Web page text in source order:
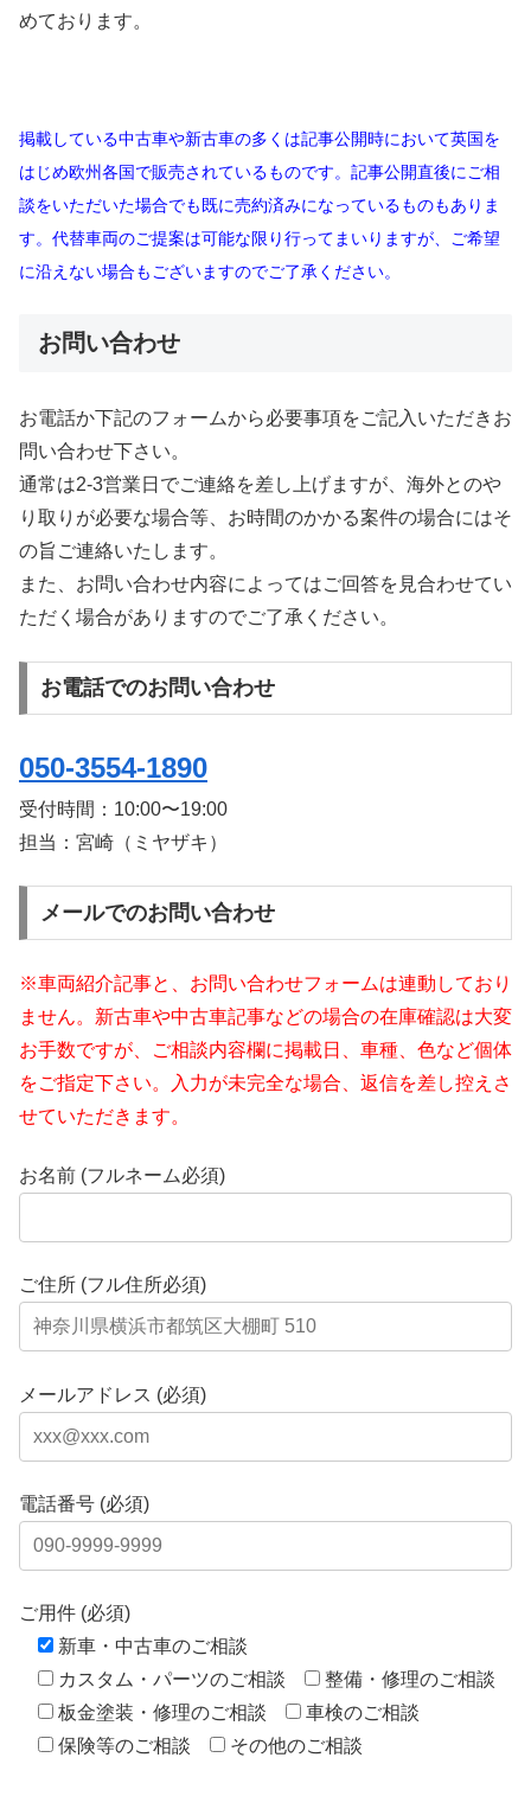
めております。
掲載している中古車や新古車の多くは記事公開時において英国を
はじめ欧州各国で販売されているものです。記事公開直後にご相
談をいただいた場合でも既に売約済みになっているものもありま
す。代替車両のご提案は可能な限り行ってまいりますが、ご希望
に沿えない場合もございますのでご了承ください。
お問い合わせ
お電話か下記のフォームから必要事項をご記入いただきお
問い合わせ下さい。
通常は2-3営業日でご連絡を差し上げますが、海外とのや
り取りが必要な場合等、お時間のかかる案件の場合にはそ
の旨ご連絡いたします。
また、お問い合わせ内容によってはご回答を見合わせてい
ただく場合がありますのでご了承ください。
お電話でのお問い合わせ
050-3554-1890
受付時間： 10:00〜19:00
担当：宮崎（ミヤザキ）
メールでのお問い合わせ
※車両紹介記事と、お問い合わせフォームは連動しており
ません。新古車や中古車記事などの場合の在庫確認は大変
お手数ですが、ご相談内容欄に掲載日、車種、色など個体
をご指定下さい。入力が未完全な場合、返信を差し控えさ
せていただきます。
お名前 (フルネーム必須)
ご住所 (フル住所必須)
メールアドレス (必須)
電話番号 (必須)
ご用件 (必須)
新車・中古車のご相談
カスタム・パーツのご相談
整備・修理のご相談
板金塗装・修理のご相談
車検のご相談
保険等のご相談
その他のご相談